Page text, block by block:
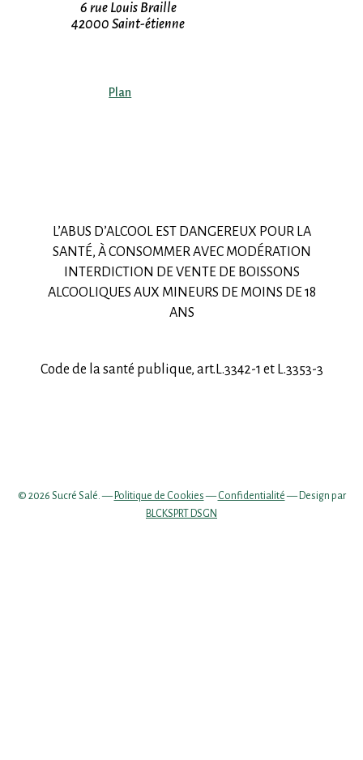
6 rue Louis Braille
42000 Saint-étienne
Plan
L’ABUS D’ALCOOL EST DANGEREUX POUR LA
SANTÉ, À CONSOMMER AVEC MODÉRATION
INTERDICTION DE VENTE DE BOISSONS
ALCOOLIQUES AUX MINEURS DE MOINS DE 18
ANS
Code de la santé publique, art.L.3342-1 et L.3353-3
© 2026 Sucré Salé. — Politique de Cookies—Confidentialité— Design par
BLCKSPRT DSGN